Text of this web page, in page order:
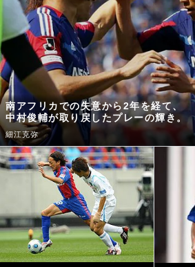
南アフリカでの失意から2年を経て、
中村俊輔が取り戻したプレーの輝き。
細江克弥